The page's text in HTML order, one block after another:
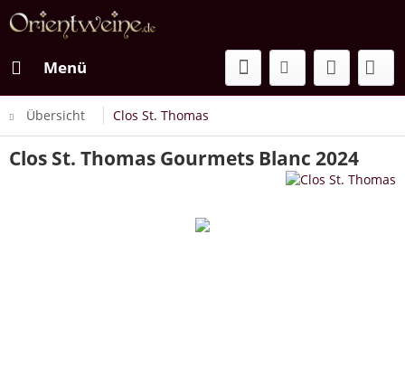
Menü
Übersicht Clos St. Thomas
Clos St. Thomas Gourmets Blanc 2024